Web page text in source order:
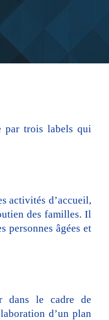
par trois labels qui
activités d’accueil,
des familles. Il
personnes âgées et
dans le cadre de
d’un plan